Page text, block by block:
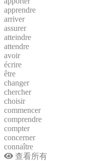
apprendre
arriver
assurer
atteindre
attendre
avoir
écrire
être
changer
chercher
choisir
commencer
comprendre
compter
concerner
connaître
查看所有